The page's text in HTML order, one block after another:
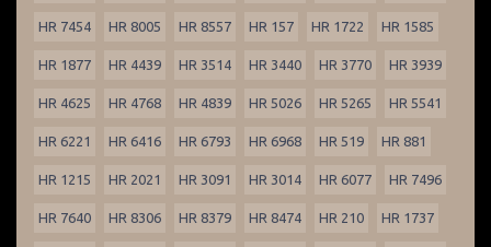
HR 7454 HR 8005 HR 8557 HR 157 HR 1722 HR 1585
HR 1877 HR 4439 HR 3514 HR 3440 HR 3770 HR 3939
HR 4625 HR 4768 HR 4839 HR 5026 HR 5265 HR 5541
HR 6221 HR 6416 HR 6793 HR 6968 HR 519 HR 881
HR 1215 HR 2021 HR 3091 HR 3014 HR 6077 HR 7496
HR 7640 HR 8306 HR 8379 HR 8474 HR 210 HR 1737